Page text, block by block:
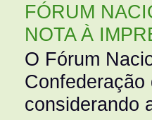
FÓRUM
NOTA À
O Fórum
considerando